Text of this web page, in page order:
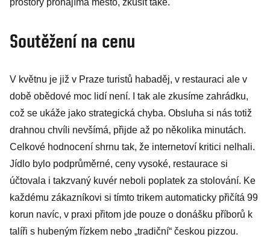
prostory pronajímá město, zkusit také.
Soutěžení na cenu
V květnu je již v Praze turistů habaděj, v restauraci ale v
době obědové moc lidí není. I tak ale zkusíme zahrádku,
což se ukáže jako strategická chyba. Obsluha si nás totiž
drahnou chvíli nevšímá, přijde až po několika minutách.
Celkové hodnocení shrnu tak, že internetoví kritici nelhali.
Jídlo bylo podprůměrné, ceny vysoké, restaurace si
účtovala i takzvaný kuvér neboli poplatek za stolování. Ke
každému zákazníkovi si tímto trikem automaticky přičítá 99
korun navíc, v praxi přitom jde pouze o donášku příborů k
talíři s hubeným řízkem nebo „tradiční“ českou pizzou.